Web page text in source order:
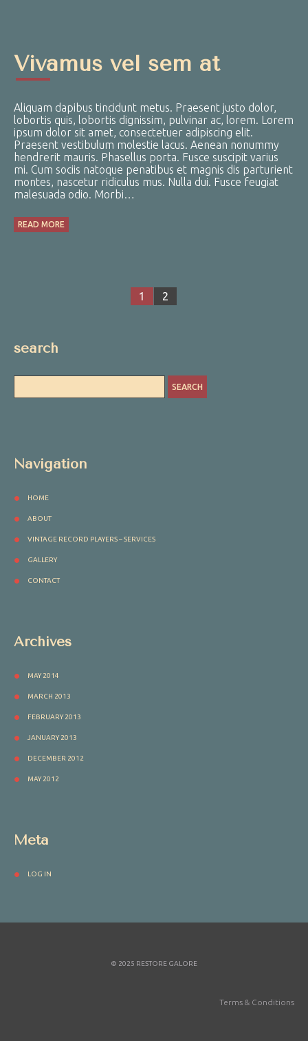
Vivamus vel sem at
Aliquam dapibus tincidunt metus. Praesent justo dolor,
lobortis quis, lobortis dignissim, pulvinar ac, lorem. Lorem
ipsum dolor sit amet, consectetuer adipiscing elit.
Praesent vestibulum molestie lacus. Aenean nonummy
hendrerit mauris. Phasellus porta. Fusce suscipit varius
mi. Cum sociis natoque penatibus et magnis dis parturient
montes, nascetur ridiculus mus. Nulla dui. Fusce feugiat
malesuada odio. Morbi…
READ MORE
1 2
search
Navigation
HOME
ABOUT
VINTAGE RECORD PLAYERS – SERVICES
GALLERY
CONTACT
Archives
MAY 2014
MARCH 2013
FEBRUARY 2013
JANUARY 2013
DECEMBER 2012
MAY 2012
Meta
LOG IN
© 2025 RESTORE GALORE
Terms & Conditions